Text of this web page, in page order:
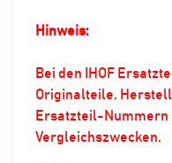
Hinweis:
Bei den IHOF
Originalteile.
Ersatzteil-Nummern
Vergleichszwecken.